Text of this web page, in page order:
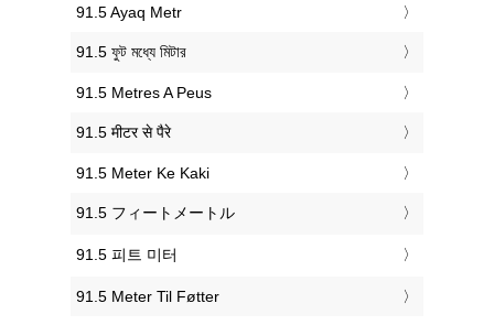
‎91.5 Ayaq Metr
‎91.5 ফুট মধ্যে মিটার
‎91.5 Metres A Peus
‎91.5 मीटर से पैरे
‎91.5 Meter Ke Kaki
‎91.5 フィートメートル
‎91.5 피트 미터
‎91.5 Meter Til Føtter